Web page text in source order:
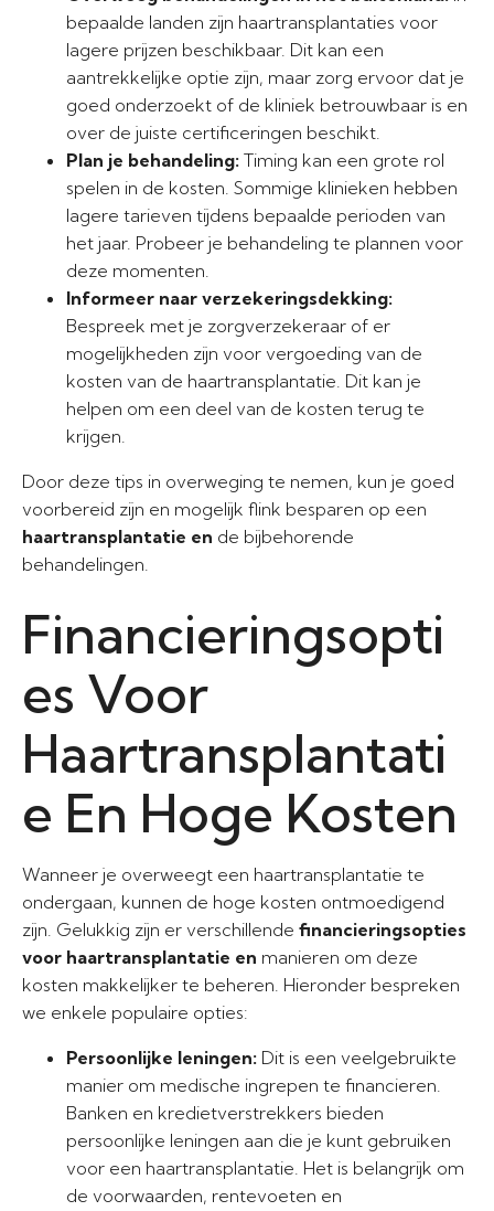
bepaalde landen zijn haartransplantaties voor
lagere prijzen beschikbaar. Dit kan een
aantrekkelijke optie zijn, maar zorg ervoor dat je
goed onderzoekt of de kliniek betrouwbaar is en
over de juiste certificeringen beschikt.
Plan je behandeling: Timing kan een grote rol
spelen in de kosten. Sommige klinieken hebben
lagere tarieven tijdens bepaalde perioden van
het jaar. Probeer je behandeling te plannen voor
deze momenten.
Informeer naar verzekeringsdekking:
Bespreek met je zorgverzekeraar of er
mogelijkheden zijn voor vergoeding van de
kosten van de haartransplantatie. Dit kan je
helpen om een deel van de kosten terug te
krijgen.
Door deze tips in overweging te nemen, kun je goed
voorbereid zijn en mogelijk flink besparen op een
haartransplantatie en de bijbehorende
behandelingen.
Financieringsopti
es Voor
Haartransplantati
e En Hoge Kosten
Wanneer je overweegt een haartransplantatie te
ondergaan, kunnen de hoge kosten ontmoedigend
zijn. Gelukkig zijn er verschillende financieringsopties
voor haartransplantatie en manieren om deze
kosten makkelijker te beheren. Hieronder bespreken
we enkele populaire opties:
Persoonlijke leningen: Dit is een veelgebruikte
manier om medische ingrepen te financieren.
Banken en kredietverstrekkers bieden
persoonlijke leningen aan die je kunt gebruiken
voor een haartransplantatie. Het is belangrijk om
de voorwaarden, rentevoeten en